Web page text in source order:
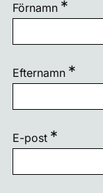
Förnamn
Efternamn
E-post